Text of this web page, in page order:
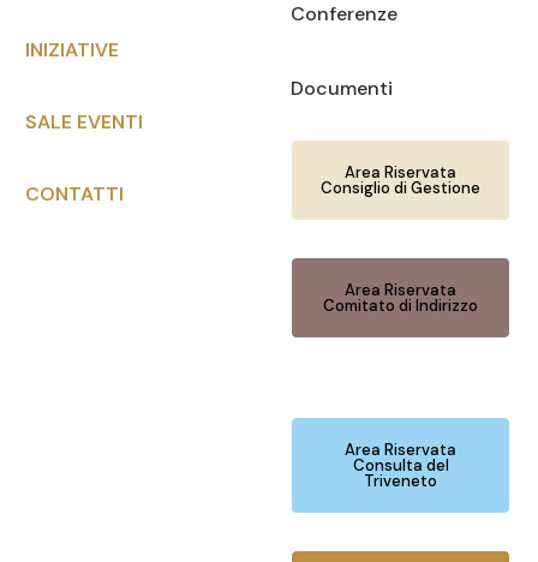
INIZIATIVE
SALE EVENTI
CONTATTI
Conferenze
Documenti
Area Riservata
Consiglio di Gestione
Area Riservata
Comitato di Indirizzo
Area Riservata
Consulta del
Triveneto